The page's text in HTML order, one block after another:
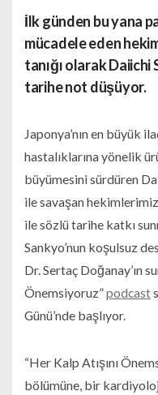
İlk günden bu yana
mücadele eden
tanığı olarak
tarihe not düşüyor.
Japonya’nın en büyük
hastalıklarına yönelik
büyümesini sürdüren
ile savaşan
ile sözlü tarihe katkı
Sankyo’nun koşulsuz
Dr. Sertaç Doğanay’ın
Önemsiyoruz”podcast
Günü’nde başlıyor.
“Her Kalp Atışını
bölümüne, bir